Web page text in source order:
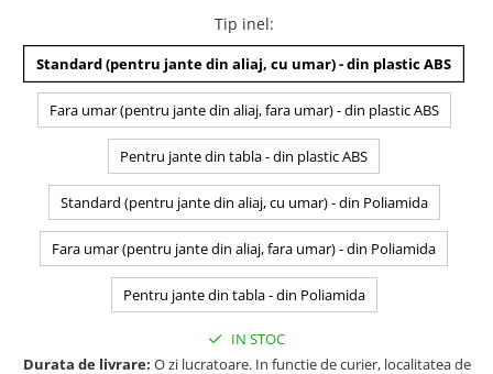
Tip inel:
Standard (pentru jante din aliaj, cu umar) - din plastic ABS
Fara umar (pentru jante din aliaj, fara umar) - din plastic ABS
Pentru jante din tabla - din plastic ABS
Standard (pentru jante din aliaj, cu umar) - din Poliamida
Fara umar (pentru jante din aliaj, fara umar) - din Poliamida
Pentru jante din tabla - din Poliamida
IN STOC
Durata de livrare: O zi lucratoare. In functie de curier, localitatea de